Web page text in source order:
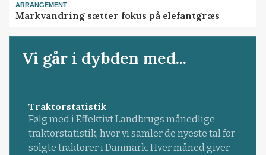
ARRANGEMENT
Markvandring sætter fokus på elefantgræs
Vi går i dybden med...
Traktorstatistik
Følg med i Effektivt Landbrugs månedlige
traktorstatistik, hvor vi samler de nyeste tal for
solgte traktorer i Danmark. Hver måned giver